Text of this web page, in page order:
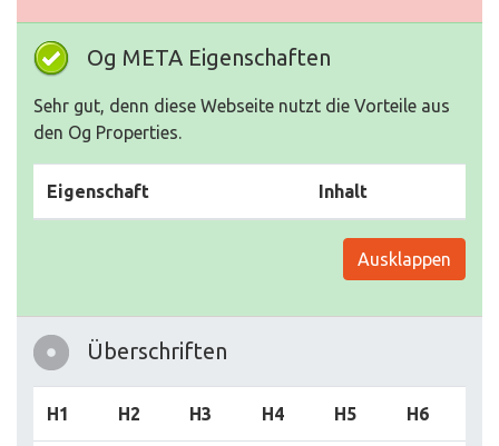
Og META Eigenschaften
Sehr gut, denn diese Webseite nutzt die Vorteile aus
den Og Properties.
Eigenschaft Inhalt
Ausklappen
Überschriften
H1 H2 H3 H4 H5 H6